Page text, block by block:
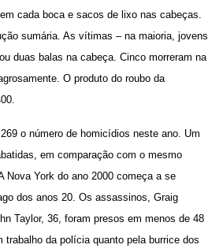
cada boca e sacos de lixo nas cabeças.
sumária. As vítimas – na maioria, jovens
duas balas na cabeça. Cinco morreram na
O produto do roubo da
o número de homicídios neste ano. Um
em comparação com o mesmo
Nova York do ano 2000 começa a se
dos anos 20. Os assassinos, Graig
Taylor, 36, foram presos em menos de 48
trabalho da polícia quanto pela burrice dos